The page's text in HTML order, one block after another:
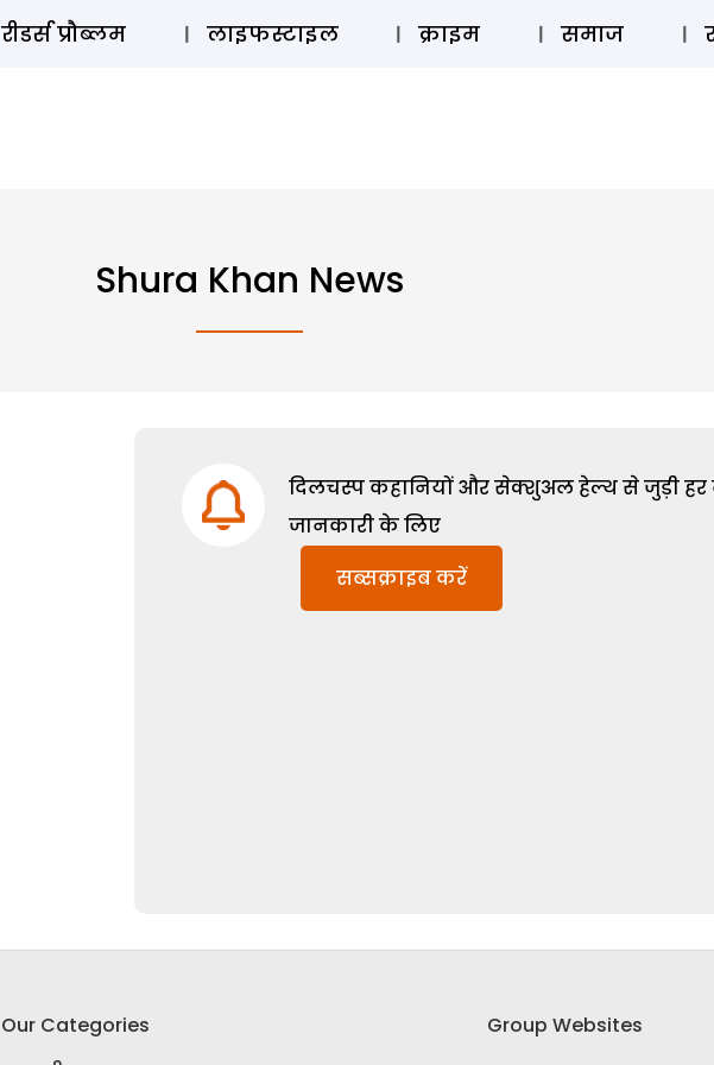
ऑडियो स्टोरी लॉग इन
रीडर्स प्रौब्लम लाइफस्टाइल क्राइम समाज
Shura Khan News
दिलचस्प कहानियों और सेक्शुअल हेल्थ से जुड़ी हर
जानकारी के लिए
सब्सक्राइब करें
Our Categories
Group Websites